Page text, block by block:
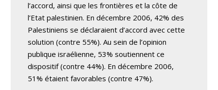
l’accord, ainsi que les frontières et la côte de
l’Etat palestinien. En décembre 2006, 42% des
Palestiniens se déclaraient d’accord avec cette
solution (contre 55%). Au sein de l’opinion
publique israélienne, 53% soutiennent ce
dispositif (contre 44%). En décembre 2006,
51% étaient favorables (contre 47%).